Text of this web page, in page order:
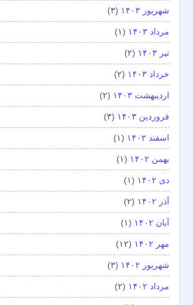
شهریور ۱۴۰۳ (۳)
مرداد ۱۴۰۳ (۱)
تیر ۱۴۰۳ (۲)
خرداد ۱۴۰۳ (۲)
اردیبهشت ۱۴۰۳ (۲)
فروردین ۱۴۰۳ (۳)
اسفند ۱۴۰۲ (۱)
بهمن ۱۴۰۲ (۱)
دی ۱۴۰۲ (۱)
آذر ۱۴۰۲ (۲)
آبان ۱۴۰۲ (۱)
مهر ۱۴۰۲ (۱۲)
شهریور ۱۴۰۲ (۳)
مرداد ۱۴۰۲ (۲)